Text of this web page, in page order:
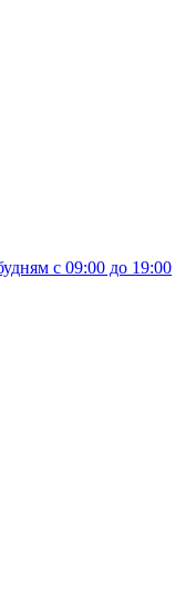
c 09:00 до 19:00